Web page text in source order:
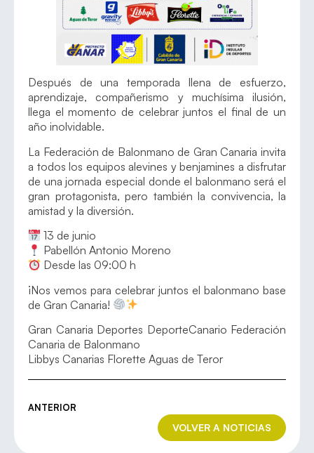
Después de una temporada llena de esfuerzo,
aprendizaje, compañerismo y muchísima ilusión,
llega el momento de celebrar juntos el final de un
año inolvidable.
La Federación de Balonmano de Gran Canaria invita
a todos los equipos alevines y benjamines a disfrutar
de una jornada especial donde el balonmano será el
gran protagonista, pero también la convivencia, la
amistad y la diversión.
13 de junio
Pabellón Antonio Moreno
Desde las 09:00 h
¡Nos vemos para celebrar juntos el balonmano base
de Gran Canaria!
Gran Canaria Deportes DeporteCanario Federación
Canaria de Balonmano
Libbys Canarias Florette Aguas de Teror
ANTERIOR
VOLVER A NOTICIAS